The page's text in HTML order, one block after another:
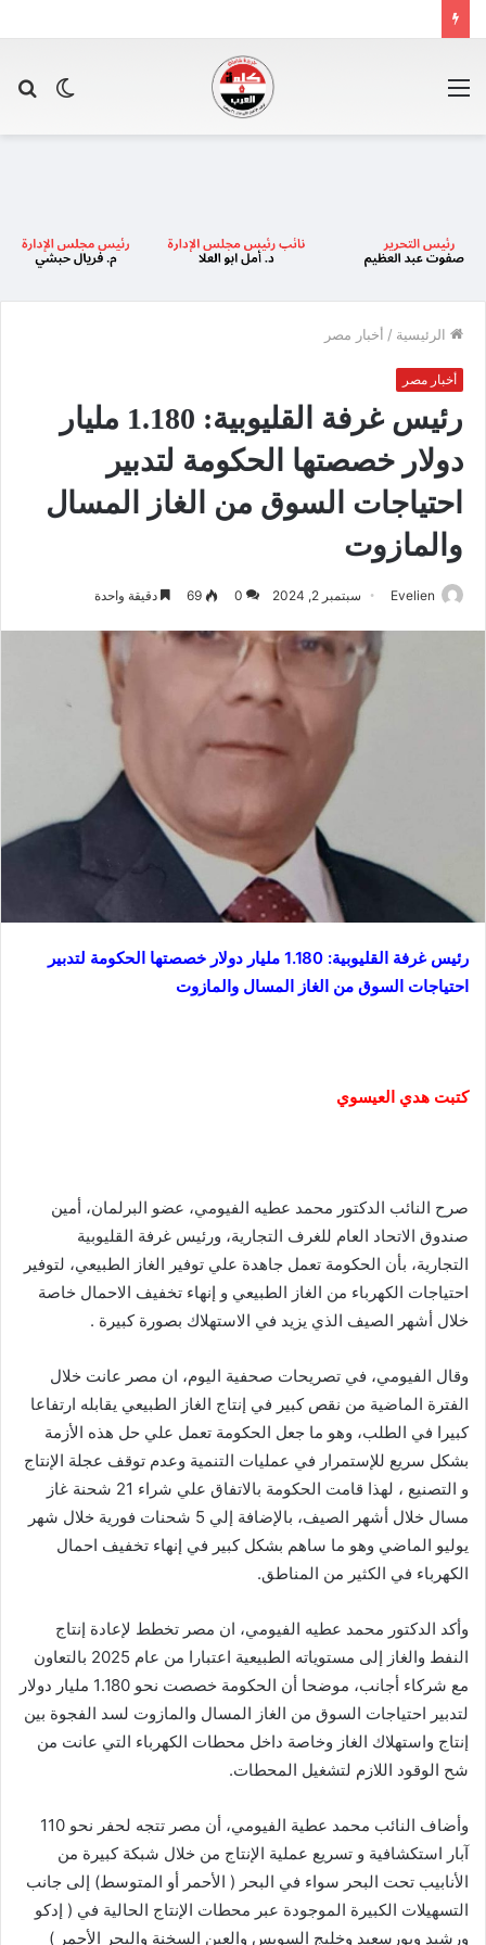
الوضع
الرئيسية / أخبار مصر
أخبار مصر
رئيس غرفة القليوبية: 1.180 مليار
دولار خصصتها الحكومة لتدبير
احتياجات السوق من الغاز المسال
والمازوت
Evelien سبتمبر 2, 2024 0
69 دقيقة واحدة
رئيس غرفة القليوبية: 1.180 مليار دولار خصصتها الحكومة لتدبير
احتياجات السوق من الغاز المسال والمازوت
كتبت هدي العيسوي
صرح النائب الدكتور محمد عطيه الفيومي، عضو البرلمان، أمين
صندوق الاتحاد العام للغرف التجارية، ورئيس غرفة القليوبية
التجارية، بأن الحكومة تعمل جاهدة علي توفير الغاز الطبيعي، لتوفير
احتياجات الكهرباء من الغاز الطبيعي و إنهاء تخفيف الاحمال خاصة
خلال أشهر الصيف الذي يزيد في الاستهلاك بصورة كبيرة .
وقال الفيومي، في تصريحات صحفية اليوم، ان مصر عانت خلال
الفترة الماضية من نقص كبير في إنتاج الغاز الطبيعي يقابله ارتفاعا
كبيرا في الطلب، وهو ما جعل الحكومة تعمل علي حل هذه الأزمة
بشكل سريع للإستمرار في عمليات التنمية وعدم توقف عجلة الإنتاج
و التصنيع ، لهذا قامت الحكومة بالاتفاق علي شراء 21 شحنة غاز
مسال خلال أشهر الصيف، بالإضافة إلي 5 شحنات فورية خلال شهر
يوليو الماضي وهو ما ساهم بشكل كبير في إنهاء تخفيف احمال
الكهرباء في الكثير من المناطق.
وأكد الدكتور محمد عطيه الفيومي، ان مصر تخطط لإعادة إنتاج
النفط والغاز إلى مستوياته الطبيعية اعتبارا من عام 2025 بالتعاون
مع شركاء أجانب، موضحا أن الحكومة خصصت نحو 1.180 مليار دولار
لتدبير احتياجات السوق من الغاز المسال والمازوت لسد الفجوة بين
إنتاج واستهلاك الغاز وخاصة داخل محطات الكهرباء التي عانت من
شح الوقود اللازم لتشغيل المحطات.
وأضاف النائب محمد عطية الفيومي، أن مصر تتجه لحفر نحو 110
آبار استكشافية و تسريع عملية الإنتاج من خلال شبكة كبيرة من
الأنابيب تحت البحر سواء في البحر ( الأحمر أو المتوسط) إلى جانب
التسهيلات الكبيرة الموجودة عبر محطات الإنتاج الحالية في ( إدكو
ورشيد وبورسعيد وخليج السويس والعين السخنة والبحر الأحمر )